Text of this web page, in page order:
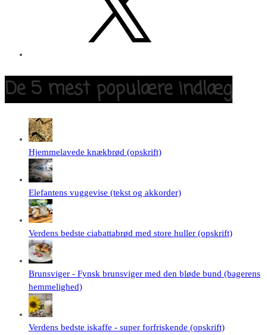
De 5 mest populære indlæg
Hjemmelavede knækbrød (opskrift)
Elefantens vuggevise (tekst og akkorder)
Verdens bedste ciabattabrød med store huller (opskrift)
Brunsviger - Fynsk brunsviger med den bløde bund (bagerens
hemmelighed)
Verdens bedste iskaffe - super forfriskende (opskrift)